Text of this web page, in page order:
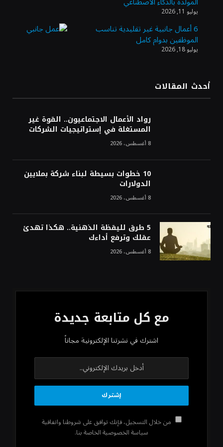
الذهب يسجل أعلى مستوى في أسبوعين بدعم
من تراجع الدولار
الدولار الأمريكي يتراجع قرب أدنى مستوياته
ترقب تطورات الوساطة بشأن الحرب
يوليو 11, 2026
6 أعمال جانبية غير تقليدية تناسب
الموظفين بدوام كامل
يوليو 18, 2026
أحدث المقالات
رواد الأعمال الاجتماعيون.. القوة غير
المستغلة في إستراتيجيات الشركات
8 أغسطس، 2026
10 خطوات بسيطة لبناء شركة بملايين
الدولارات
8 أغسطس، 2026
5 طرق لليقظة الذهنية.. هكذا تهدئ
عقلك وترفع أداءك
8 أغسطس، 2026
مع كل متابعة جديدة
اشترك في نشرتنا الإلكترونية مجاناً
من خلال التسجيل، فإنك توافق على شروطنا واتفاقية
سياسة الخصوصية الخاصة بنا.